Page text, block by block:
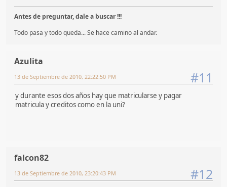
Antes de preguntar, dale a buscar !!!
Todo pasa y todo queda... Se hace camino al andar.
Azulita
#11
13 de Septiembre de 2010, 22:22:50 PM
y durante esos dos años hay que matricularse y pagar
matricula y creditos como en la uni?
falcon82
#12
13 de Septiembre de 2010, 23:20:43 PM